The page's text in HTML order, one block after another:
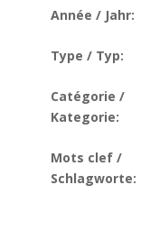
Année / Jahr:
Type / Typ:
Catégorie /
Kategorie:
Mots clef /
Schlagworte: